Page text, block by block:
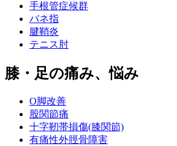
手根管症候群
バネ指
腱鞘炎
テニス肘
膝・足の痛み、悩み
O脚改善
股関節痛
十字靭帯損傷(膝関節)
有痛性外脛骨障害